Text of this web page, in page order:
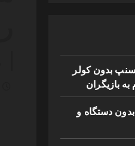
بدون کولر
بازیگران
دستگاه و